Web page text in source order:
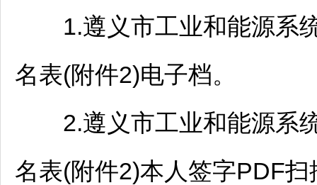
1.遵义市工业和能源系
名表(附件2)电子档。
2.遵义市工业和能源系
名表(附件2)本人签字PDF扫